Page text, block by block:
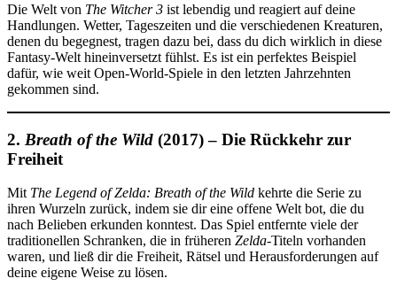
Die Welt von The Witcher 3 ist lebendig und reagiert auf deine
Handlungen. Wetter, Tageszeiten und die verschiedenen Kreaturen,
denen du begegnest, tragen dazu bei, dass du dich wirklich in diese
Fantasy-Welt hineinversetzt fühlst. Es ist ein perfektes Beispiel
dafür, wie weit Open-World-Spiele in den letzten Jahrzehnten
gekommen sind.
2. Breath of the Wild (2017) – Die Rückkehr zur
Freiheit
Mit The Legend of Zelda: Breath of the Wild kehrte die Serie zu
ihren Wurzeln zurück, indem sie dir eine offene Welt bot, die du
nach Belieben erkunden konntest. Das Spiel entfernte viele der
traditionellen Schranken, die in früheren Zelda-Titeln vorhanden
waren, und ließ dir die Freiheit, Rätsel und Herausforderungen auf
deine eigene Weise zu lösen.